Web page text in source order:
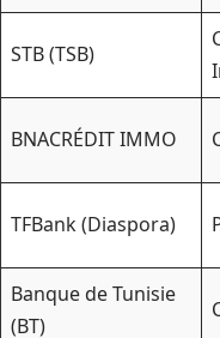
STB (TSB)
BNACRÉDIT IMMO
TFBank (Diaspora)
Banque de Tunisie
(BT)